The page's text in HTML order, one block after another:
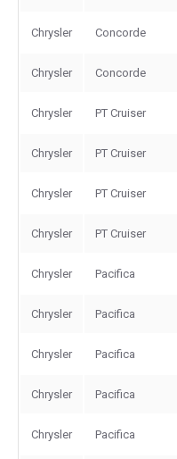
Chrysler Concorde
Chrysler Concorde
Chrysler PT Cruiser
Chrysler PT Cruiser
Chrysler PT Cruiser
Chrysler PT Cruiser
Chrysler Pacifica
Chrysler Pacifica
Chrysler Pacifica
Chrysler Pacifica
Chrysler Pacifica